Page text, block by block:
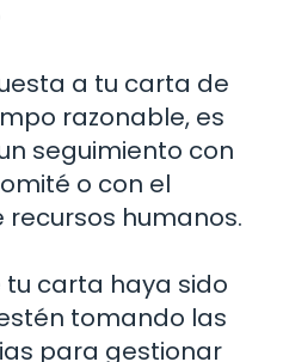
a tu carta de
razonable, es
seguimiento con
o con el
humanos.
carta haya sido
tomando las
para gestionar